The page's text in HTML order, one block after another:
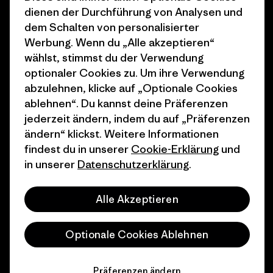
Wie wir finanzieren
Geschenkgutscheine
Stores in deiner
Nähe
Affiliate-Programm
Patagonia Österreich
Seitenverzeichnis
© 2026 Patagonia, Inc. All Rights Reserved.
dienen der Durchführung von Analysen und
dem Schalten von personalisierter
Werbung. Wenn du „Alle akzeptieren“
wählst, stimmst du der Verwendung
optionaler Cookies zu. Um ihre Verwendung
abzulehnen, klicke auf „Optionale Cookies
ablehnen“. Du kannst deine Präferenzen
jederzeit ändern, indem du auf „Präferenzen
ändern“ klickst. Weitere Informationen
findest du in unserer Cookie-Erklärung und
in unserer Datenschutzerklärung.
Alle Akzeptieren
Optionale Cookies Ablehnen